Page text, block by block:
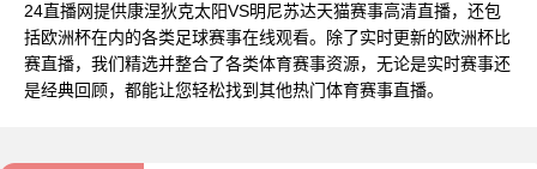
24直播网提供康涅狄克太阳VS明尼苏达天猫赛事高清直播，还包
括欧洲杯在内的各类足球赛事在线观看。除了实时更新的欧洲杯比
赛直播，我们精选并整合了各类体育赛事资源，无论是实时赛事还
是经典回顾，都能让您轻松找到其他热门体育赛事直播。